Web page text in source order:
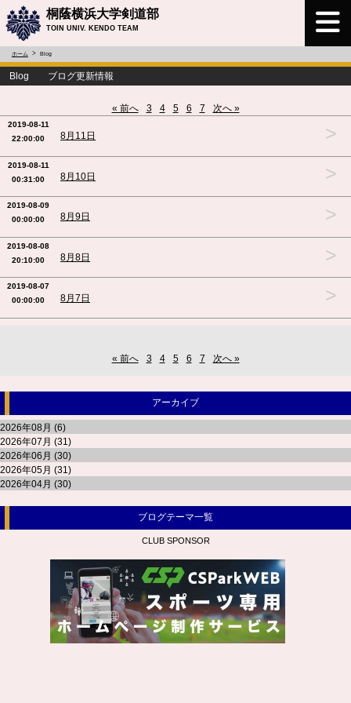
桐蔭横浜大学剣道部
TOIN UNIV. KENDO TEAM
ホーム Blog
Blog ブログ更新情報
« 前へ 3 4 5 6 7 次へ »
2019-08-11
22:00:00
8月11日 >
2019-08-11
00:31:00
8月10日 >
2019-08-09
00:00:00
8月9日 >
2019-08-08
20:10:00
8月8日 >
2019-08-07
00:00:00
8月7日 >
« 前へ 3 4 5 6 7 次へ »
アーカイブ
2026年08月 (6)
2026年07月 (31)
2026年06月 (30)
2026年05月 (31)
2026年04月 (30)
ブログテーマ一覧
CLUB SPONSOR